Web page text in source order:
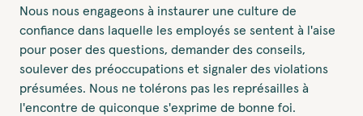
Nous nous engageons à instaurer une culture de
confiance dans laquelle les employés se sentent à l'aise
pour poser des questions, demander des conseils,
soulever des préoccupations et signaler des violations
présumées. Nous ne tolérons pas les représailles à
l'encontre de quiconque s'exprime de bonne foi.